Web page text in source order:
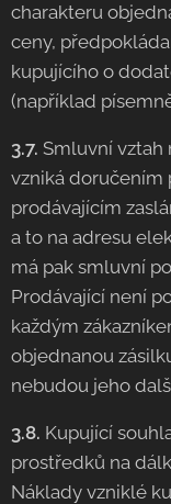
charakteru
ceny,
kupujícího o
(například
3.7. Smluvní vztah
vzniká doručením
prodávajícím
a to na adresu
má pak smluvní
Prodávající není
každým
objednanou
nebudou jeho
3.8. Kupující
prostředků na
Náklady vzniklé